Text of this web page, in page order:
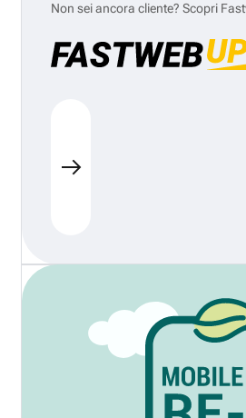
Non sei ancora cliente? Scopri